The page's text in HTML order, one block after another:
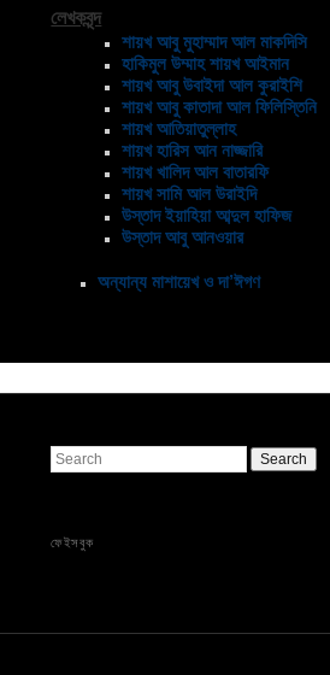
লেখকবৃন্দ
শায়খ আবু মুহাম্মাদ আল মাকদিসি
হাকিমুল উম্মাহ শায়খ আইমান
শায়খ আবু উবাইদা আল কুরাইশি
শায়খ আবু কাতাদা আল ফিলিস্তিনি
শায়খ আতিয়াতুল্লাহ
শায়খ হারিস আন নাজ্জারি
শায়খ খালিদ আল বাতারফি
শায়খ সামি আল উরাইদি
উস্তাদ ইয়াহিয়া আব্দুল হাফিজ
উস্তাদ আবু আনওয়ার
অন্যান্য মাশায়েখ ও দা’ঈগণ
Search
ফেইসবুক